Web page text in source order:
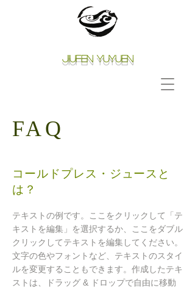
Jiufen Yuyuen
FAQ
コールドプレス・ジュースと
は？
テキストの例です。ここをクリックして「テ
キストを編集」を選択するか、ここをダブル
クリックしてテキストを編集してください。
文字の色やフォントなど、テキストのスタイ
ルを変更することもできます。作成したテキ
ストは、ドラッグ & ドロップで自由に移動